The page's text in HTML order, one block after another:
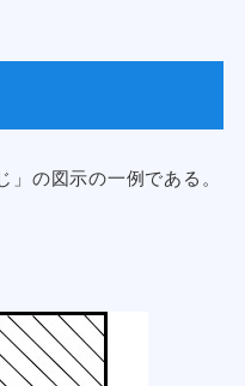
の図示の一例である。